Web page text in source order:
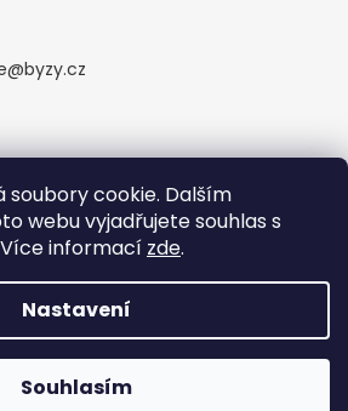
soubory cookie. Dalším
webu vyjadřujete souhlas s
informací zde.
Nastavení
Souhlasím
@byzy.cz
. Všechna práva vyhrazena.
nastavení cookies